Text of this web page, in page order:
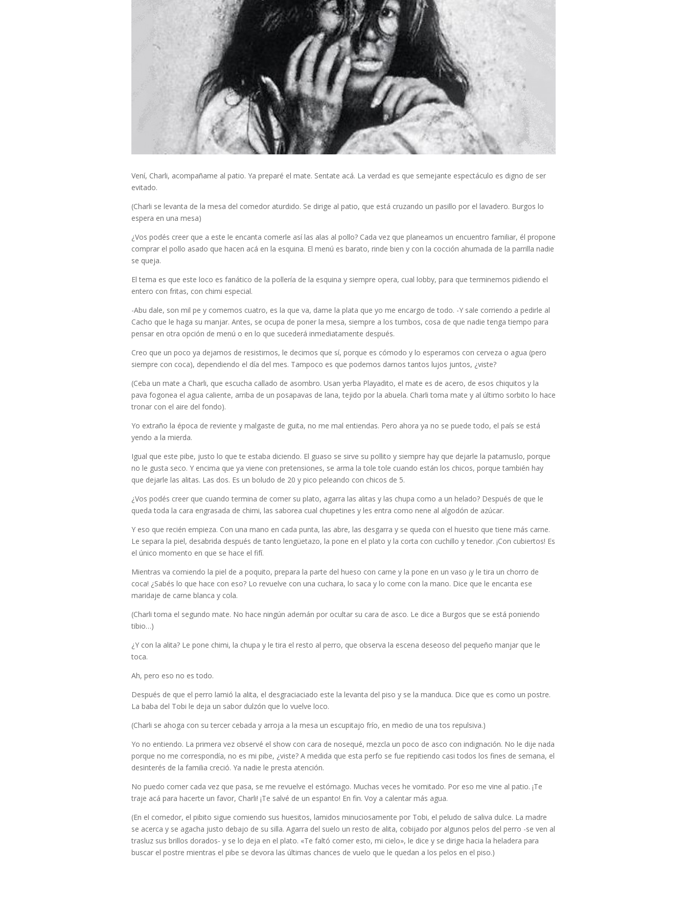
Vení, Charli, acompañame al patio. Ya preparé el mate. Sentate acá. La verdad es que semejante espectáculo es digno de ser
evitado.
(Charli se levanta de la mesa del comedor aturdido. Se dirige al patio, que está cruzando un pasillo por el lavadero. Burgos lo
espera en una mesa)
¿Vos podés creer que a este le encanta comerle así las alas al pollo? Cada vez que planeamos un encuentro familiar, él propone
comprar el pollo asado que hacen acá en la esquina. El menú es barato, rinde bien y con la cocción ahumada de la parrilla nadie
se queja.
El tema es que este loco es fanático de la pollería de la esquina y siempre opera, cual lobby, para que terminemos pidiendo el
entero con fritas, con chimi especial.
-Abu dale, son mil pe y comemos cuatro, es la que va, dame la plata que yo me encargo de todo. -Y sale corriendo a pedirle al
Cacho que le haga su manjar. Antes, se ocupa de poner la mesa, siempre a los tumbos, cosa de que nadie tenga tiempo para
pensar en otra opción de menú o en lo que sucederá inmediatamente después.
Creo que un poco ya dejamos de resistirnos, le decimos que sí, porque es cómodo y lo esperamos con cerveza o agua (pero
siempre con coca), dependiendo el día del mes. Tampoco es que podemos darnos tantos lujos juntos, ¿viste?
(Ceba un mate a Charli, que escucha callado de asombro. Usan yerba Playadito, el mate es de acero, de esos chiquitos y la
pava fogonea el agua caliente, arriba de un posapavas de lana, tejido por la abuela. Charli toma mate y al último sorbito lo hace
tronar con el aire del fondo).
Yo extraño la época de reviente y malgaste de guita, no me mal entiendas. Pero ahora ya no se puede todo, el país se está
yendo a la mierda.
Igual que este pibe, justo lo que te estaba diciendo. El guaso se sirve su pollito y siempre hay que dejarle la patamuslo, porque
no le gusta seco. Y encima que ya viene con pretensiones, se arma la tole tole cuando están los chicos, porque también hay
que dejarle las alitas. Las dos. Es un boludo de 20 y pico peleando con chicos de 5.
¿Vos podés creer que cuando termina de comer su plato, agarra las alitas y las chupa como a un helado? Después de que le
queda toda la cara engrasada de chimi, las saborea cual chupetines y les entra como nene al algodón de azúcar.
Y eso que recién empieza. Con una mano en cada punta, las abre, las desgarra y se queda con el huesito que tiene más carne.
Le separa la piel, desabrida después de tanto lengüetazo, la pone en el plato y la corta con cuchillo y tenedor. ¡Con cubiertos! Es
el único momento en que se hace el fifí.
Mientras va comiendo la piel de a poquito, prepara la parte del hueso con carne y la pone en un vaso ¡y le tira un chorro de
coca! ¿Sabés lo que hace con eso? Lo revuelve con una cuchara, lo saca y lo come con la mano. Dice que le encanta ese
maridaje de carne blanca y cola.
(Charli toma el segundo mate. No hace ningún ademán por ocultar su cara de asco. Le dice a Burgos que se está poniendo
tibio…)
¿Y con la alita? Le pone chimi, la chupa y le tira el resto al perro, que observa la escena deseoso del pequeño manjar que le
toca.
Ah, pero eso no es todo.
Después de que el perro lamió la alita, el desgraciaciado este la levanta del piso y se la manduca. Dice que es como un postre.
La baba del Tobi le deja un sabor dulzón que lo vuelve loco.
(Charli se ahoga con su tercer cebada y arroja a la mesa un escupitajo frío, en medio de una tos repulsiva.)
Yo no entiendo. La primera vez observé el show con cara de nosequé, mezcla un poco de asco con indignación. No le dije nada
porque no me correspondía, no es mi pibe, ¿viste? A medida que esta perfo se fue repitiendo casi todos los fines de semana, el
desinterés de la familia creció. Ya nadie le presta atención.
No puedo comer cada vez que pasa, se me revuelve el estómago. Muchas veces he vomitado. Por eso me vine al patio. ¡Te
traje acá para hacerte un favor, Charli! ¡Te salvé de un espanto! En fin. Voy a calentar más agua.
(En el comedor, el pibito sigue comiendo sus huesitos, lamidos minuciosamente por Tobi, el peludo de saliva dulce. La madre
se acerca y se agacha justo debajo de su silla. Agarra del suelo un resto de alita, cobijado por algunos pelos del perro -se ven al
trasluz sus brillos dorados- y se lo deja en el plato. «Te faltó comer esto, mi cielo», le dice y se dirige hacia la heladera para
buscar el postre mientras el pibe se devora las últimas chances de vuelo que le quedan a los pelos en el piso.)